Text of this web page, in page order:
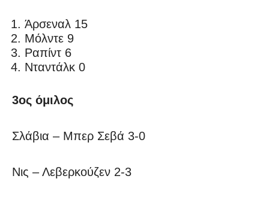
Άρσεναλ 15
Μόλντε 9
Ραπίντ 6
Νταντάλκ 0
3ος όμιλος
Σλάβια – Μπερ Σεβά 3-0
Νις – Λεβερκούζεν 2-3